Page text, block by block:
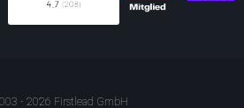
- 2026 Firstlead GmbH